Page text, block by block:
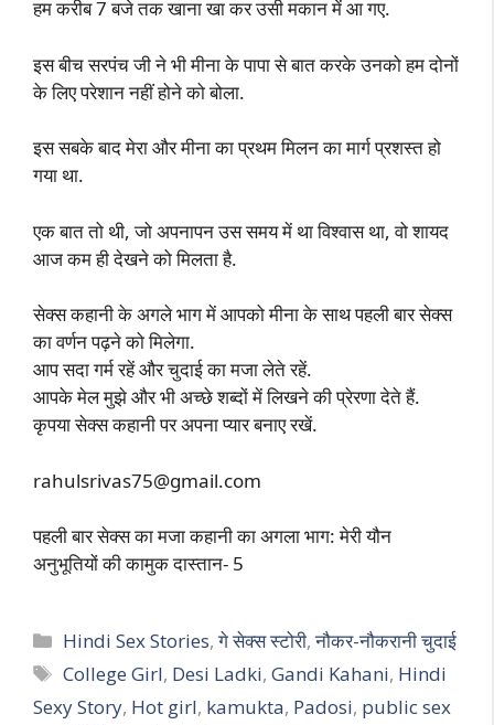
हम करीब 7 बजे तक खाना खा कर उसी मकान में आ गए.
इस बीच सरपंच जी ने भी मीना के पापा से बात करके उनको हम दोनों
के लिए परेशान नहीं होने को बोला.
इस सबके बाद मेरा और मीना का प्रथम मिलन का मार्ग प्रशस्त हो
गया था.
एक बात तो थी, जो अपनापन उस समय में था विश्वास था, वो शायद
आज कम ही देखने को मिलता है.
सेक्स कहानी के अगले भाग में आपको मीना के साथ पहली बार सेक्स
का वर्णन पढ़ने को मिलेगा.
आप सदा गर्म रहें और चुदाई का मजा लेते रहें.
आपके मेल मुझे और भी अच्छे शब्दों में लिखने की प्रेरणा देते हैं.
कृपया सेक्स कहानी पर अपना प्यार बनाए रखें.
rahulsrivas75@gmail.com
पहली बार सेक्स का मजा कहानी का अगला भाग: मेरी यौन
अनुभूतियों की कामुक दास्तान- 5
Categories
Hindi Sex Stories,गे सेक्स स्टोरी,नौकर-नौकरानी चुदाई
Tags
College Girl, Desi Ladki,Gandi Kahani, Hindi
Sexy Story, Hot girl, kamukta, Padosi, public sex